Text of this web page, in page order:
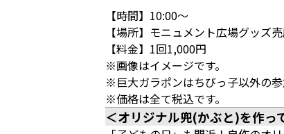
【時間】10:00～
【場所】モニュメント広場グッズ
【料金】1回1,000円
※画像はイメージです。
※巨大ガラポンはちびっ子以外の参
※価格は全て税込です。
＜オリジナル兜(かぶと)を作